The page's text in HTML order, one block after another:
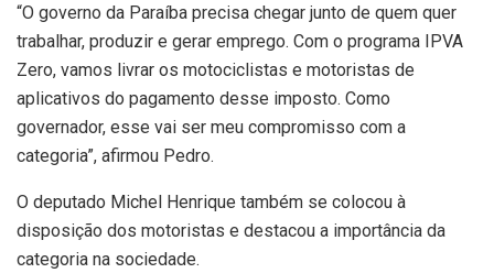
“O governo da Paraíba precisa chegar junto de quem quer
trabalhar, produzir e gerar emprego. Com o programa IPVA
Zero, vamos livrar os motociclistas e motoristas de
aplicativos do pagamento desse imposto. Como
governador, esse vai ser meu compromisso com a
categoria”, afirmou Pedro.
O deputado Michel Henrique também se colocou à
disposição dos motoristas e destacou a importância da
categoria na sociedade.